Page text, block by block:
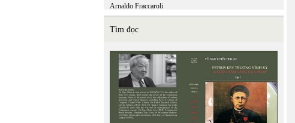
Arnaldo Fraccaroli
Tìm đọc